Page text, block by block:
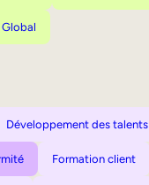
Global
Développement des talents
Formation client